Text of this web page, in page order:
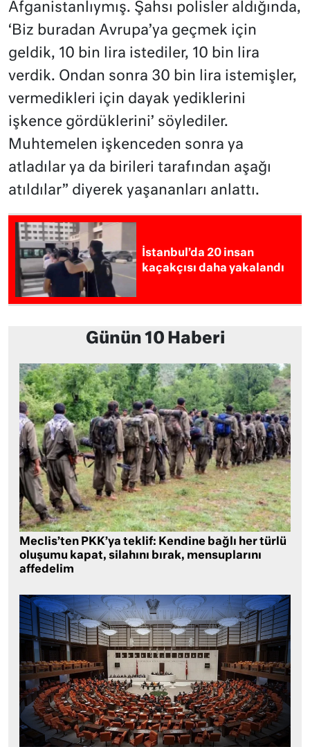
Afganistanlıymış. Şahsı polisler aldığında,
‘Biz buradan Avrupa’ya geçmek için
geldik, 10 bin lira istediler, 10 bin lira
verdik. Ondan sonra 30 bin lira istemişler,
vermedikleri için dayak yediklerini
işkence gördüklerini’ söylediler.
Muhtemelen işkenceden sonra ya
atladılar ya da birileri tarafından aşağı
atıldılar” diyerek yaşananları anlattı.
İstanbul’da 20 insan
kaçakçısı daha yakalandı
Günün 10 Haberi
Meclis’ten PKK’ya teklif: Kendine bağlı her türlü
oluşumu kapat, silahını bırak, mensuplarını
affedelim